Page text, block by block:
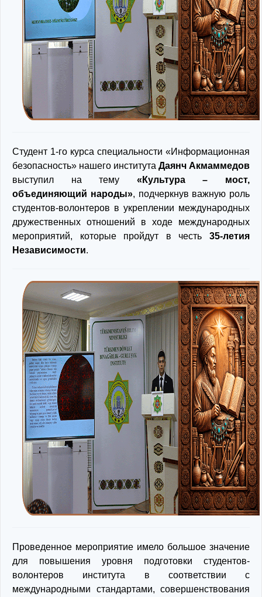
Студент 1-го курса специальности «Информационная
безопасность» нашего института Даянч Акмаммедов
выступил на тему «Культура – мост,
объединяющий народы», подчеркнув важную роль
студентов-волонтеров в укреплении международных
дружественных отношений в ходе международных
мероприятий, которые пройдут в честь 35-летия
Независимости.
Проведенное мероприятие имело большое значение
для повышения уровня подготовки студентов-
волонтеров института в соответствии с
международными стандартами, совершенствования